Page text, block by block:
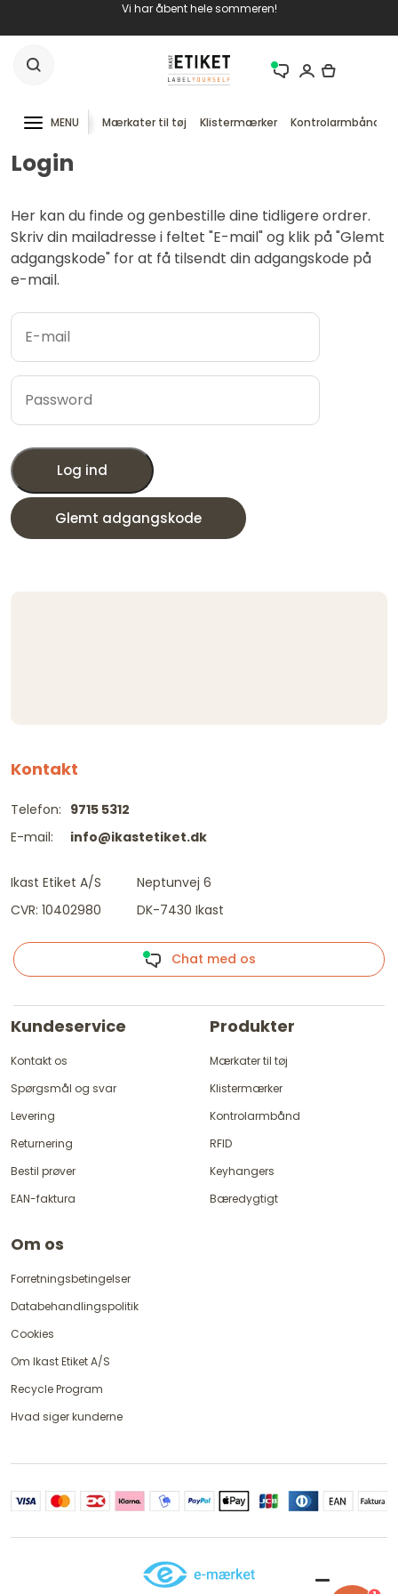
Vi har åbent hele sommeren!
MENU Mærkater til tøj Klistermærker Kontrolarmbånd
Login
Her kan du finde og genbestille dine tidligere ordrer.
Skriv din mailadresse i feltet "E-mail" og klik på "Glemt
adgangskode" for at få tilsendt din adgangskode på
e-mail.
Log ind
Glemt adgangskode
Kontakt
Telefon:
E-mail:
9715 5312
info@ikastetiket.dk
Ikast Etiket A/S
CVR: 10402980
Neptunvej 6
DK-7430 Ikast
Chat med os
Kundeservice
Kontakt os
Spørgsmål og svar
Levering
Returnering
Bestil prøver
EAN-faktura
Produkter
Mærkater til tøj
Klistermærker
Kontrolarmbånd
RFID
Keyhangers
Bæredygtigt
Om os
Forretningsbetingelser
Databehandlingspolitik
Cookies
Om Ikast Etiket A/S
Recycle Program
Hvad siger kunderne